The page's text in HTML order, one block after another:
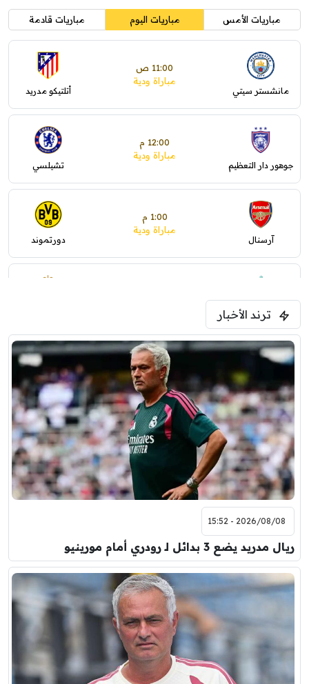
مباريات الأمس مباريات اليوم مباريات قادمة
مانشستر سيتي
11:00 ص
مباراة ودية
أتلتيكو مدريد
جوهور دار التعظيم
12:00 م
مباراة ودية
تشيلسي
آرسنال
1:00 م
مباراة ودية
دورتموند
ليفربول
ترند الأخبار
2026/08/08 - 15:52
ريال مدريد يضع 3 بدائل لـ رودري أمام مورينيو